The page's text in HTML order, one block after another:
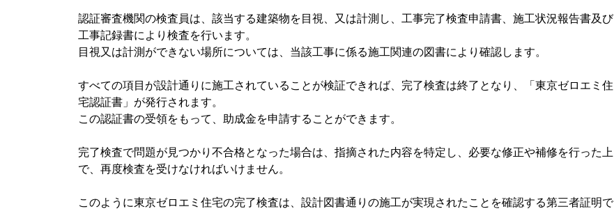
認証審査機関の検査員は、該当する建築物を目視、又は計測し、工事完了検査申請書、施工状況報告書及び
工事記録書により検査を行います。
目視又は計測ができない場所については、当該工事に係る施工関連の図書により確認します。
すべての項目が設計通りに施工されていることが検証できれば、完了検査は終了となり、「東京ゼロエミ住
宅認証書」が発行されます。
この認証書の受領をもって、助成金を申請することができます。
完了検査で問題が見つかり不合格となった場合は、指摘された内容を特定し、必要な修正や補修を行った上
で、再度検査を受けなければいけません。
このように東京ゼロエミ住宅の完了検査は、設計図書通りの施工が実現されたことを確認する第三者証明で